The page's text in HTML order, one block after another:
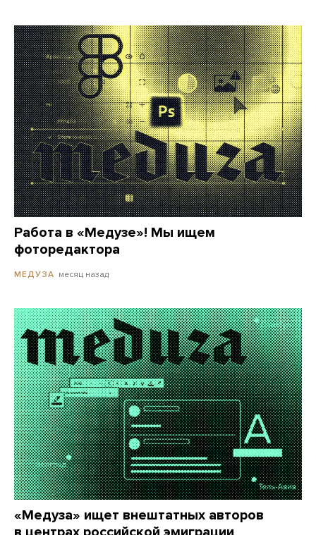
Работа в «Медузе»! Мы ищем
фоторедактора
МЕДУЗА месяц назад
«Медуза» ищет внештатных авторов